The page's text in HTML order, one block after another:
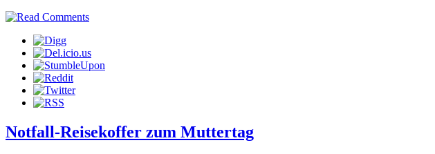
Notfall-Reisekoffer zum Muttertag